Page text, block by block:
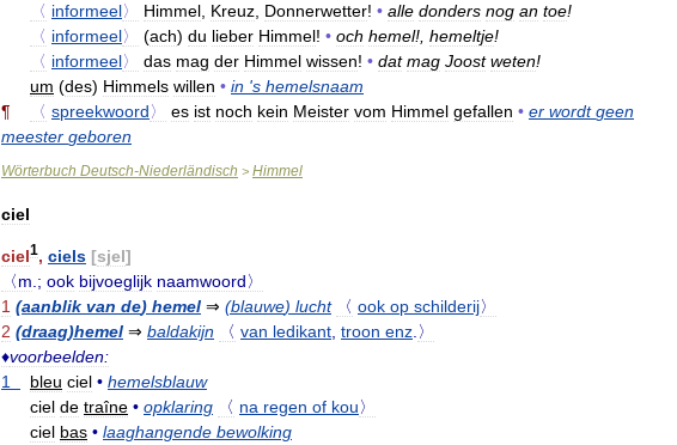
〈 informeel〉 Himmel Kreuz Donnerwetter! • alle donders nog an toe!
〈 informeel〉 (ach) du lieber Himmel! • och hemel!, hemeltje!
〈 informeel〉 das mag der Himmel wissen! • dat mag Joost weten!
um (des) Himmels willen • in 's hemelsnaam
¶
〈 spreekwoord〉 es ist noch kein Meister vom Himmel gefallen • er wordt geen
meester geboren
Wörterbuch Deutsch-Niederländisch > Himmel
ciel
ciel1, ciels [sjel]
〈m .; ook bijvoeglijk naamwoord〉
1 (aanblik van de) hemel ⇒ (blauwe) lucht 〈 ook op schilderij〉
2 (draag)hemel ⇒ baldakijn 〈 van ledikant troon enz 〉
♦voorbeelden:
1
bleu ciel • hemelsblauw
ciel de traîne • opklaring 〈 na regen of kou〉
ciel bas • laaghangende bewolking